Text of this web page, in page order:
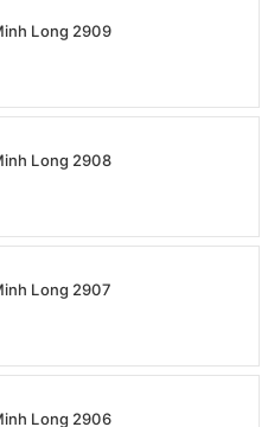
Long 2909
Long 2908
Long 2907
Long 2906